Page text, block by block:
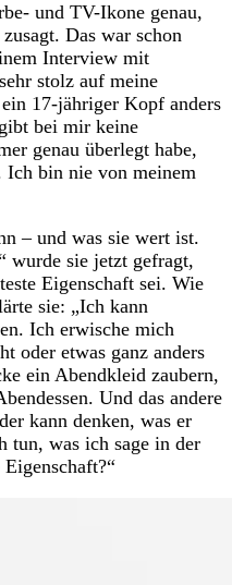
und TV-Ikone genau,
Das war schon
Interview mit
stolz auf meine
17-jähriger Kopf anders
bei mir keine
genau überlegt habe,
Ich bin nie von meinem
– und was sie wert ist.
wurde sie jetzt gefragt,
Eigenschaft sei. Wie
sie: „Ich kann
Ich erwische mich
oder etwas ganz anders
ein Abendkleid zaubern,
Und das andere
kann denken, was er
tun, was ich sage in der